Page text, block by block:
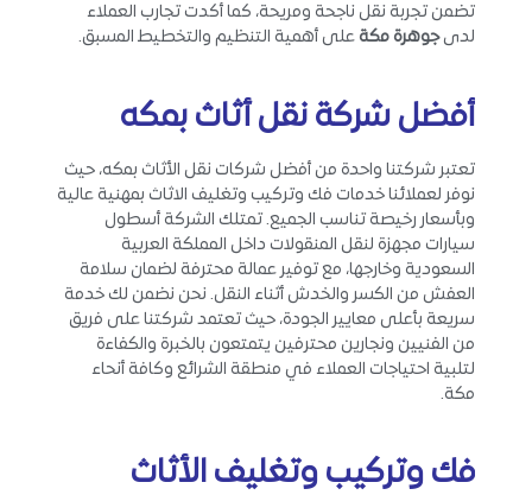
تضمن تجربة نقل ناجحة ومريحة، كما أكدت تجارب العملاء
لدىجوهرة مكة على أهمية التنظيم والتخطيط المسبق.
أفضل شركة نقل أثاث بمكه
تعتبر شركتنا واحدة من أفضل شركات نقل الأثاث بمكه، حيث
نوفر لعملائنا خدمات فك وتركيب وتغليف الاثاث بمهنية عالية
وبأسعار رخيصة تناسب الجميع. تمتلك الشركة أسطول
سيارات مجهزة لنقل المنقولات داخل المملكة العربية
السعودية وخارجها، مع توفير عمالة محترفة لضمان سلامة
العفش من الكسر والخدش أثناء النقل. نحن نضمن لك خدمة
سريعة بأعلى معايير الجودة، حيث تعتمد شركتنا على فريق
من الفنيين ونجارين محترفين يتمتعون بالخبرة والكفاءة
لتلبية احتياجات العملاء في منطقة الشرائع وكافة أنحاء
مكة.
فك وتركيب وتغليف الأثاث